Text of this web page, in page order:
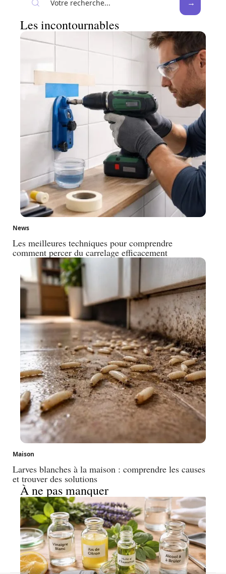
Les incontournables
News
Les meilleures techniques pour comprendre
comment percer du carrelage efficacement
Maison
Larves blanches à la maison : comprendre les causes
et trouver des solutions
À ne pas manquer